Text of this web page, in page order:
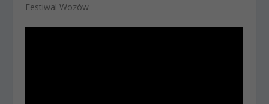
Festiwal Wozów